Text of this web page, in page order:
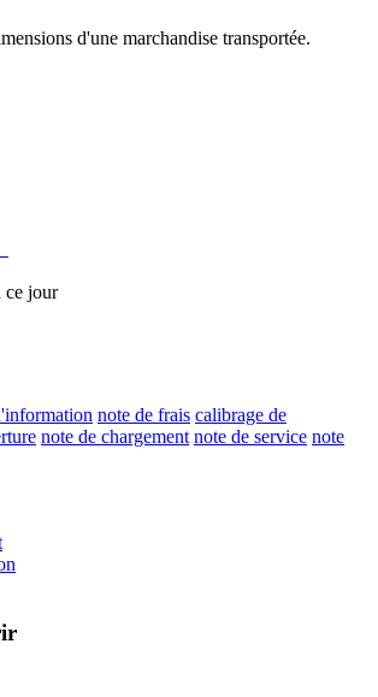
d'une marchandise transportée.
ce jour
note de frais calibrage de
note de chargement note de service note